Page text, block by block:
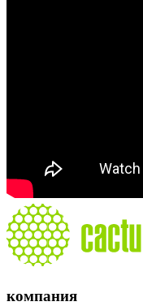
компания